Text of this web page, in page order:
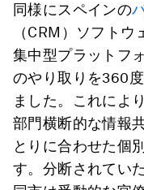
同様にスペインの
（CRM）ソフト
集中型プラットフ
のやり取りを360
ました。これによ
部門横断的な情報
とりに合わせた個
す。分断されてい